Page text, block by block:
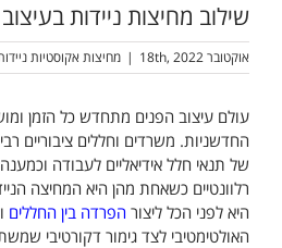
שילוב מחיצות ניידות
אוקטובר 18th, 2022 | מחיצות אקוסטיות
עולם עיצוב הפנים מתחדש כל הזמן
החדשניות. משרדים וחללים ציבוריים
של תנאי חלל אידיאליים לעבודה
רלוונטיים כשאחת מהן היא המחיצה
היא לפני הכל ליצור הפרדה בין החללים
האולטימטיבי לצד גימור דקורטיבי